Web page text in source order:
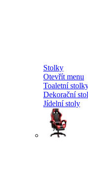
Stolky
Otevřít menu
Toaletní
Dekorační
Jídelní stoly